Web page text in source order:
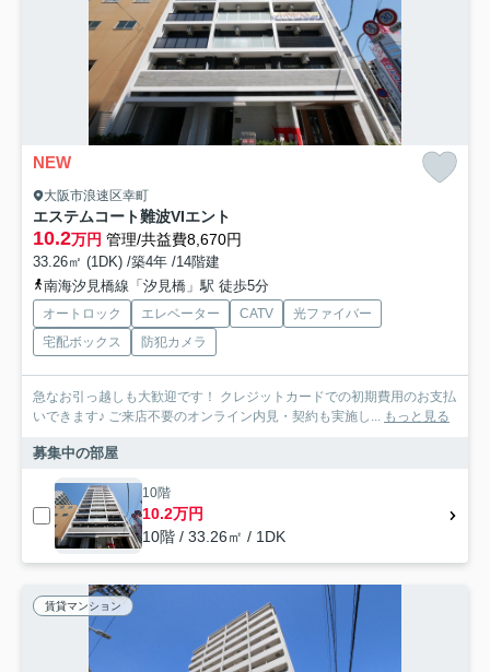
NEW
大阪市浪速区幸町
エステムコート難波VIエント
10.2万円 管理/共益費8,670円
33.26㎡ (1DK) /築4年 /14階建
南海汐見橋線「汐見橋」駅 徒歩5分
オートロック エレベーター CATV
光ファイバー
宅配ボックス
防犯カメラ
急なお引っ越しも大歓迎です！ クレジットカードでの初期費用のお支払
いできます♪ ご来店不要のオンライン内見・契約も実施し... もっと見る
募集中の部屋
10階
10.2万円
10階 / 33.26㎡ / 1DK
賃貸マンション